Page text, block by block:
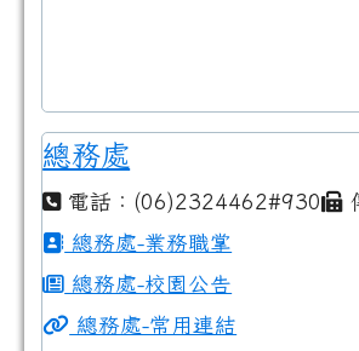
總務處
電話：(06)2324462#930
總務處-業務職掌
總務處-校園公告
總務處-常用連結